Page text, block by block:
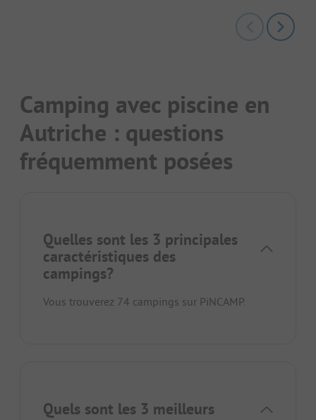
Camping avec piscine en
Autriche : questions
fréquemment posées
Quelles sont les 3 principales
caractéristiques des
campings?
Vous trouverez 74 campings sur PiNCAMP.
Quels sont les 3 meilleurs